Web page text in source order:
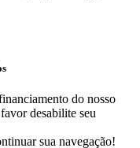
do nosso
desabilite seu
sua navegação!